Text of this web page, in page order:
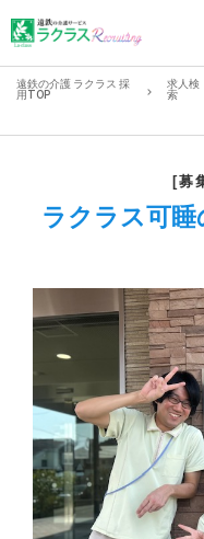
遠鉄の介護 ラクラス 採
用TOP
求人検
索
[募
ラクラス可睡